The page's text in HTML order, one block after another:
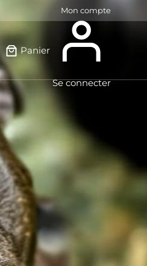
Mon compte
Panier
Se connecter